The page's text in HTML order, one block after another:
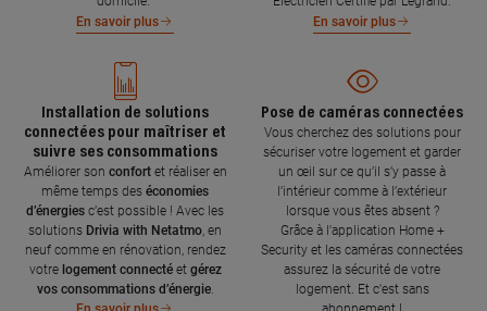
En savoir plus
En savoir plus
Installation de solutions
connectées pour maîtriser et
suivre ses consommations
Améliorer son confort et réaliser en
même temps des économies
d’énergies c’est possible ! Avec les
solutions Drivia with Netatmo , en
neuf comme en rénovation, rendez
votre logement connecté et gérez
vos consommations d’énergie.
Pose de caméras connectées
Vous cherchez des solutions pour
sécuriser votre logement et garder
un œil sur ce qu’il s’y passe à
l’intérieur comme à l’extérieur
lorsque vous êtes absent ?
Grâce à l'application Home +
Security et les caméras connectées
assurez la sécurité de votre
logement. Et c'est sans